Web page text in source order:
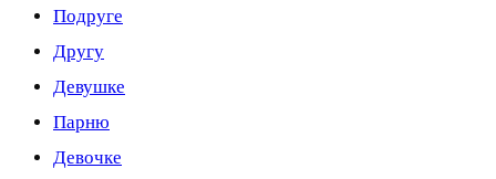
Подруге
Другу
Девушке
Парню
Девочке